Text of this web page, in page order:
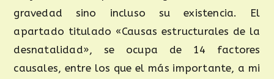
gravedad sino incluso su existencia. El
apartado titulado «Causas estructurales de la
desnatalidad», se ocupa de 14 factores
causales, entre los que el más importante, a mi